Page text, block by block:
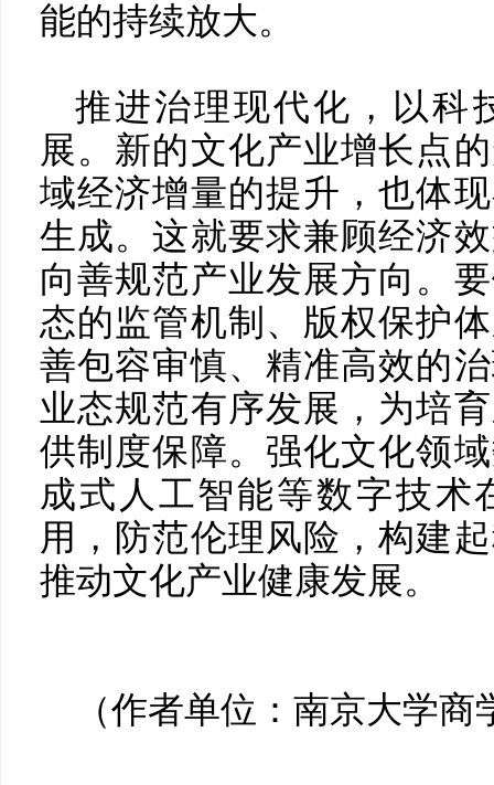
能的持续放大。
推进治理现代化，以科
展。新的文化产业增长点
域经济增量的提升，也体
生成。这就要求兼顾经济
向善规范产业发展方向。
态的监管机制、版权保护
善包容审慎、精准高效的
业态规范有序发展，为培
供制度保障。强化文化领
成式人工智能等数字技术
用，防范伦理风险，构建
推动文化产业健康发展。
（作者单位：南京大学商